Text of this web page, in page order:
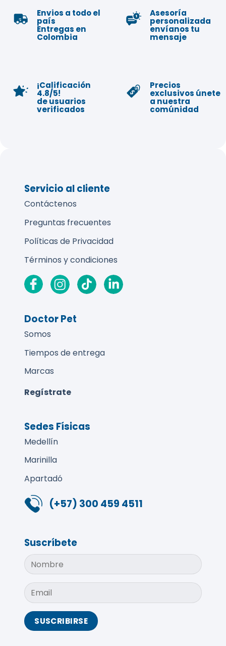
Envios a todo el
país
Entregas en
Colombia
Asesoría
personalizada
envíanos tu
mensaje
¡Calificación
4.8/5!
de usuarios
verificados
Precios
exclusivos únete
a nuestra
comúnidad
Servicio al cliente
Contáctenos
Preguntas frecuentes
Políticas de Privacidad
Términos y condiciones
Doctor Pet
Somos
Tiempos de entrega
Marcas
Regístrate
Sedes Físicas
Medellín
Marinilla
Apartadó
(+57) 300 459 4511
Suscríbete